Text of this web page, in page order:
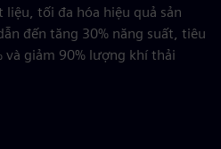
tối đa hóa hiệu quả sản
đến tăng 30% năng suất, tiêu
giảm 90% lượng khí thải